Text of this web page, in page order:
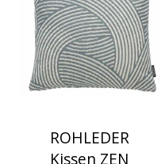
ROHLEDER
Kissen ZEN